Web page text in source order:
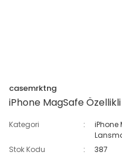
casemrktng
iPhone MagSafe
Kategori iPhone
Stok Kodu
387